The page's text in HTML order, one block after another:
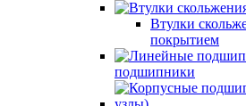
Втулки
покрытием
подшипники